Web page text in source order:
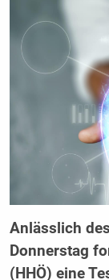
Anlässlich
Donnerstag
(HHÖ) eine